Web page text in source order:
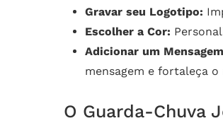
Gravar seu Logotipo:
Escolher a Cor:
Adicionar um
mensagem e fortaleça
O Guarda-Chuva